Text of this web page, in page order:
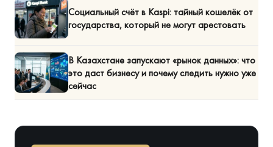
Социальный счёт в Kaspi: тайный кошелёк от
государства, который не могут арестовать
В Казахстане запускают «рынок данных»: что
это даст бизнесу и почему следить нужно уже
сейчас